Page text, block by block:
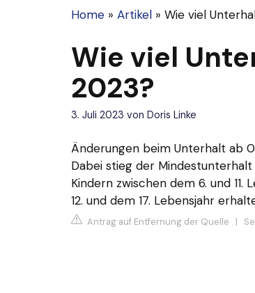
Home » Artikel » Wie viel
Wie viel
2023?
3. Juli 2023 von Doris Linke
Änderungen beim Unterhalt ab
Dabei stieg der Mindestunterhalt
Kindern zwischen dem 6. und
12. und dem 17. Lebensjahr
Antrag auf Entfernung der Quelle |